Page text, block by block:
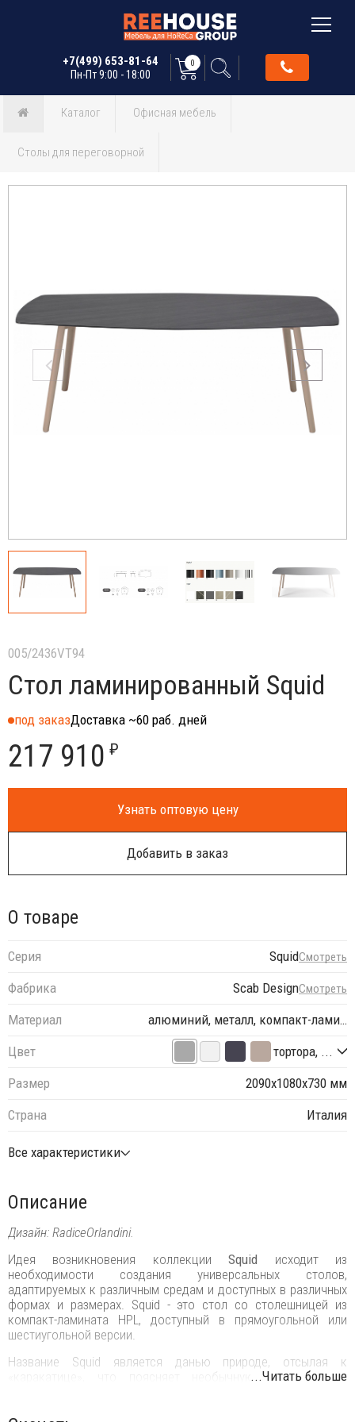
+7(499) 653-81-64
Пн-Пт 9:00 - 18:00
0
Каталог Офисная мебель
Столы для переговорной
005/2436VT94
Стол ламинированный Squid
под заказДоставка ~60 раб. дней
217 910 ₽
Узнать оптовую цену
Добавить в заказ
О товаре
Серия SquidСмотреть
Фабрика Scab DesignСмотреть
Материал
алюминий, металл, компакт-лами…
Цвет
тортора, ...
Размер
2090х1080х730 мм
Страна
Италия
Все характеристики
Описание
Дизайн: RadiceOrlandini.
Идея возникновения коллекцииSquid исходит из
необходимости создания универсальных столов,
адаптируемых к различным средам и доступных в различных
формах и размерах. Squid - это стол со столешницей из
компакт-ламината HPL, доступный в прямоугольной или
шестиугольной версии.
Название Squid является данью природе, отсылая к
«каракатице», что поясняет необычную форму литых
...Читать больше